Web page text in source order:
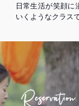
日常生活が笑顔に
いくようなクラスで
Reservation